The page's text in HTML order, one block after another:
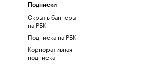
Подписки
Скрыть баннеры
на РБК
Подписка на РБК
Корпоративная
подписка